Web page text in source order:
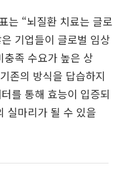
는 “뇌질환 치료는 글로
기업들이 글로벌 임상
족 수요가 높은 상
존의 방식을 답습하지
를 통해 효능이 입증되
실마리가 될 수 있을